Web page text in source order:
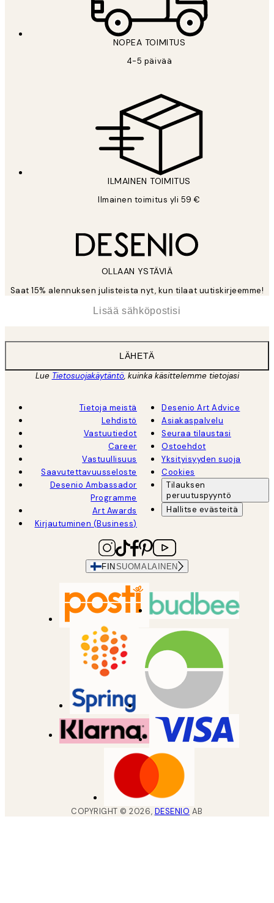
NOPEA TOIMITUS
4-5 päivää
ILMAINEN TOIMITUS
Ilmainen toimitus yli 59 €
OLLAAN YSTÄVIÄ
Saat 15% alennuksen julisteista nyt, kun tilaat uutiskirjeemme!
LÄHETÄ
Lue Tietosuojakäytäntö, kuinka käsittelemme tietojasi
Tietoja meistä
Lehdistö
Vastuutiedot
Career
Vastuullisuus
Saavutettavuusseloste
Desenio Ambassador
Programme
Art Awards
Kirjautuminen (Business)
Desenio Art Advice
Asiakaspalvelu
Seuraa tilaustasi
Ostoehdot
Yksityisyyden suoja
Cookies
Tilauksen
peruutuspyyntö
Hallitse evästeitä
FIN SUOMALAINEN
COPYRIGHT ©2026, DESENIO AB